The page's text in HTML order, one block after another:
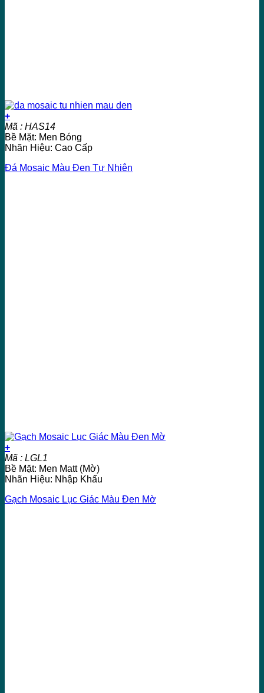
+
Mã : HAS14
Bề Mặt: Men Bóng
Nhãn Hiệu: Cao Cấp
Đá Mosaic Màu Đen Tự Nhiên
+
Mã : LGL1
Bề Mặt: Men Matt (Mờ)
Nhãn Hiệu: Nhập Khẩu
Gạch Mosaic Lục Giác Màu Đen Mờ